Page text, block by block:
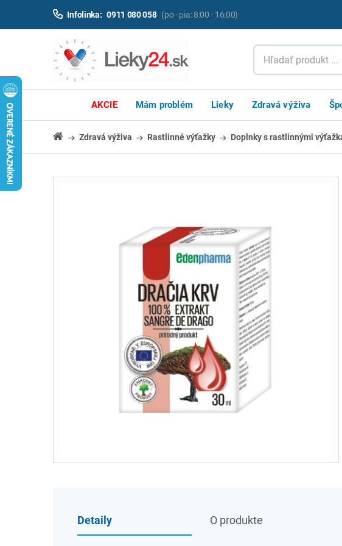
Infolinka: 0911 080 058 (po - pia: 8:00 - 16:00)
AKCIE Mám problém Lieky Zdravá výživa
Zdravá výživa Rastlinné výťažky Doplnky s rastlinnými
Detaily O produkte